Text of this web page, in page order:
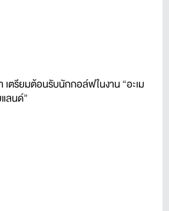
เตรียมต้อนรับนักกอล์ฟในงาน “อะเม
ลนด์”